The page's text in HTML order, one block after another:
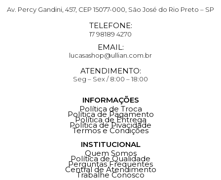
Av. Percy Gandini, 457, CEP 15077-000, São José do Rio Preto – SP
TELEFONE:
17 98189 4270
EMAIL:
lucasashop@ullian.com.br
ATENDIMENTO:
Seg – Sex / 8:00 – 18:00
INFORMAÇÕES
Política de Troca
Política de Pagamento
Política de Entrega
Política de Pivacidade
Termos e Condições
INSTITUCIONAL
Quem Somos
Política de Qualidade
Perguntas Frequentes
Central de Atendimento
Trabalhe Conosco